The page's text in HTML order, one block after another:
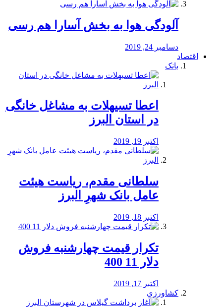
آلودگی هوا به بخش آسارا هم رسی
دسامبر 24, 2019
اقتصاد
بانک
️اعطا تسیهلات به مشاغل خانگی
در استان البرز
اکتبر 19, 2019
سلطانی مقدم، ریاست هیئت
عامل بانک شهرِ البرز
اکتبر 18, 2019
تکرار قیمت چهارشنبه فروش
دلار 11 400
اکتبر 17, 2019
کشاورزی